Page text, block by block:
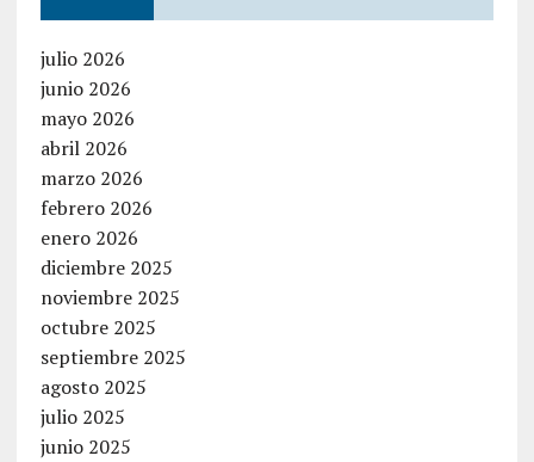
julio 2026
junio 2026
mayo 2026
abril 2026
marzo 2026
febrero 2026
enero 2026
diciembre 2025
noviembre 2025
octubre 2025
septiembre 2025
agosto 2025
julio 2025
junio 2025